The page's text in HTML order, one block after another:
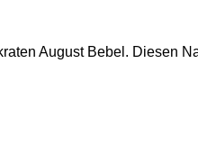
August Bebel. Diesen